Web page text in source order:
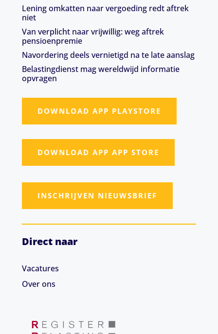
Lening omkatten naar vergoeding redt aftrek
niet
Van verplicht naar vrijwillig: weg aftrek
pensioenpremie
Navordering deels vernietigd na te late aanslag
Belastingdienst mag wereldwijd informatie
opvragen
DOWNLOAD APP PLAYSTORE
DOWNLOAD APP APP STORE
INSCHRIJVEN NIEUWSBRIEF
Direct naar
Vacatures
Over ons